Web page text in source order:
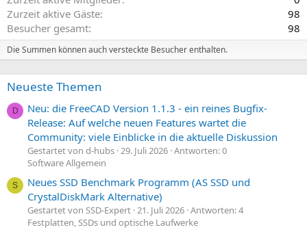
Zurzeit aktive Gäste
98
Besucher gesamt
98
Die Summen können auch versteckte Besucher enthalten.
Neueste Themen
D
Neu: die FreeCAD Version 1.1.3 - ein reines Bugfix-
Release: Auf welche neuen Features wartet die
Community: viele Einblicke in die aktuelle Diskussion
Gestartet von d-hubs 29. Juli 2026 Antworten: 0
Software Allgemein
S
Neues SSD Benchmark Programm (AS SSD und
CrystalDiskMark Alternative)
Gestartet von SSD-Expert 21. Juli 2026 Antworten: 4
Festplatten, SSDs und optische Laufwerke